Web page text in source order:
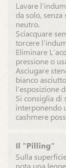
Lavare
da solo,
neutro.
Sciacquare
torcere
Eliminare
pressione o
Asciugare
bianco
l’esposizione
Si consiglia di
interponendo
cashmere
Il "Pilling"
Sulla
nota una